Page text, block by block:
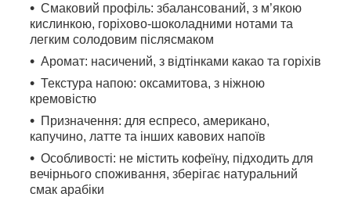
Смаковий профіль: збалансований, з м’якою
кислинкою, горіхово-шоколадними нотами та
легким солодовим післясмаком
Аромат: насичений, з відтінками какао та горіхів
Текстура напою: оксамитова, з ніжною
кремовістю
Призначення: для еспресо, американо,
капучино, латте та інших кавових напоїв
Особливості: не містить кофеїну, підходить для
вечірнього споживання, зберігає натуральний
смак арабіки